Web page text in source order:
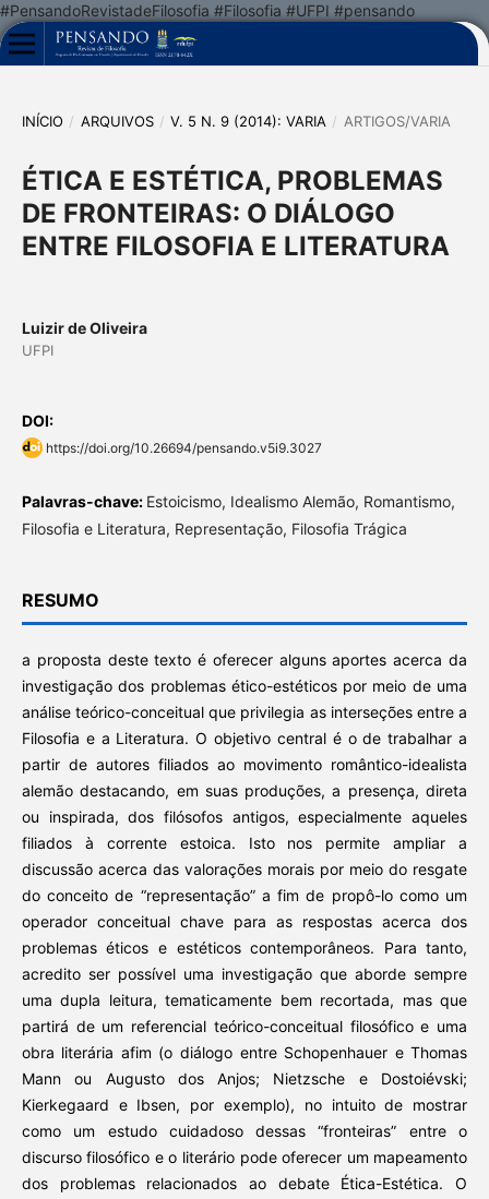
#PensandoRevistadeFilosofia #Filosofia #UFPI #pensando
INÍCIO / ARQUIVOS / V. 5 N. 9 (2014): VARIA / ARTIGOS/VARIA
ÉTICA E ESTÉTICA, PROBLEMAS
DE FRONTEIRAS: O DIÁLOGO
ENTRE FILOSOFIA E LITERATURA
Luizir de Oliveira
UFPI
DOI:
https://doi.org/10.26694/pensando.v5i9.3027
Palavras-chave: Estoicismo, Idealismo Alemão, Romantismo,
Filosofia e Literatura, Representação, Filosofia Trágica
RESUMO
a proposta deste texto é oferecer alguns aportes acerca da
investigação dos problemas ético-estéticos por meio de uma
análise teórico-conceitual que privilegia as interseções entre a
Filosofia e a Literatura. O objetivo central é o de trabalhar a
partir de autores filiados ao movimento romântico-idealista
alemão destacando, em suas produções, a presença, direta
ou inspirada, dos filósofos antigos, especialmente aqueles
filiados à corrente estoica. Isto nos permite ampliar a
discussão acerca das valorações morais por meio do resgate
do conceito de “representação” a fim de propô-lo como um
operador conceitual chave para as respostas acerca dos
problemas éticos e estéticos contemporâneos. Para tanto,
acredito ser possível uma investigação que aborde sempre
uma dupla leitura, tematicamente bem recortada, mas que
partirá de um referencial teórico-conceitual filosófico e uma
obra literária afim (o diálogo entre Schopenhauer e Thomas
Mann ou Augusto dos Anjos; Nietzsche e Dostoiévski;
Kierkegaard e Ibsen, por exemplo), no intuito de mostrar
como um estudo cuidadoso dessas “fronteiras” entre o
discurso filosófico e o literário pode oferecer um mapeamento
dos problemas relacionados ao debate Ética-Estética. O